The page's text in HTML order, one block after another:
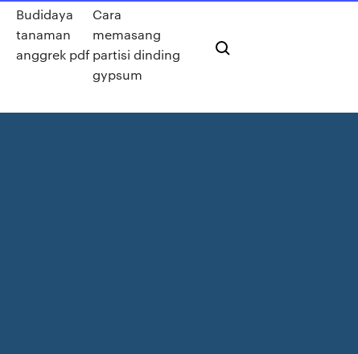
Budidaya
tanaman
anggrek pdf
Cara
memasang
partisi dinding
gypsum